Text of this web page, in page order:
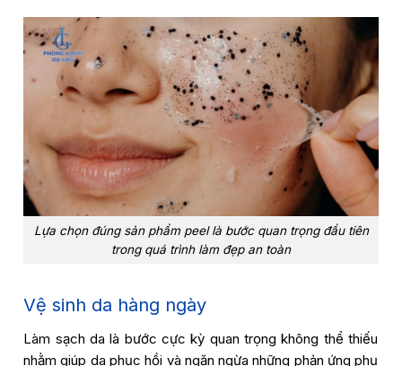
Lựa chọn đúng sản phẩm peel là bước quan trọng đầu tiên
trong quá trình làm đẹp an toàn
Vệ sinh da hàng ngày
Làm sạch da là bước cực kỳ quan trọng không thể thiếu
nhằm giúp da phục hồi và ngăn ngừa những phản ứng phụ
Trò chuyện cùng
Phòng khám da liễu LG Clinic